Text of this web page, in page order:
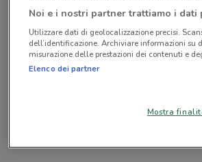
Noi e i nostri partner trattiamo i dati
Utilizzare dati di geolocalizzazione precisi.
dell’identificazione. Archiviare informazioni su
misurazione delle prestazioni dei contenuti e
Elenco dei partner
Mostra